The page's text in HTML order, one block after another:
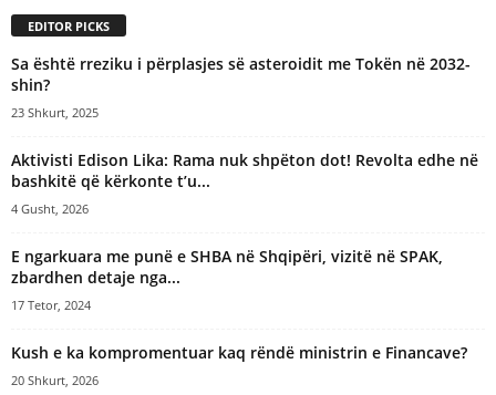
EDITOR PICKS
​Sa është rreziku i përplasjes së asteroidit me Tokën në 2032-
shin?
23 Shkurt, 2025
Aktivisti Edison Lika: Rama nuk shpëton dot! Revolta edhe në
bashkitë që kërkonte t’u...
4 Gusht, 2026
E ngarkuara me punë e SHBA në Shqipëri, vizitë në SPAK,
zbardhen detaje nga...
17 Tetor, 2024
Kush e ka kompromentuar kaq rëndë ministrin e Financave?
20 Shkurt, 2026